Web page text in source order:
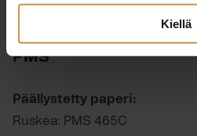
Kiellä
PMS
Päällystetty paperi:
Ruskea: PMS 465C